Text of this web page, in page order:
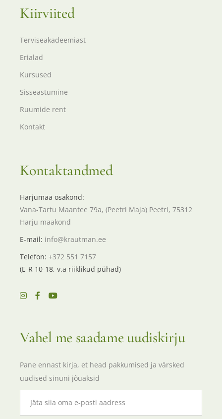
Kiirviited
Terviseakadeemiast
Erialad
Kursused
Sisseastumine
Ruumide rent
Kontakt
Kontaktandmed
Harjumaa osakond:
Vana-Tartu Maantee 79a, (Peetri Maja) Peetri, 75312
Harju maakond
E-mail: info@krautman.ee
Telefon:+372 551 7157
(E-R 10-18, v.a riiklikud pühad)
Vahel me saadame uudiskirju
Pane ennast kirja, et head pakkumised ja värsked
uudised sinuni jõuaksid